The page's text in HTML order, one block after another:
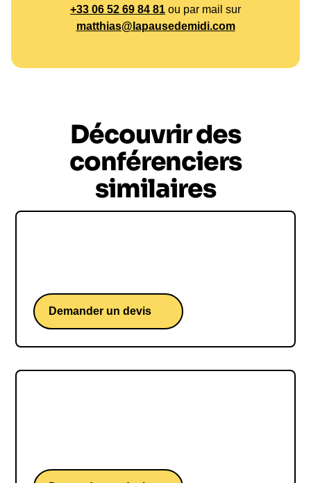
+33 06 52 69 84 81 ou par mail sur
matthias@lapausedemidi.com
Découvrir des
conférenciers
similaires
Demander un devis